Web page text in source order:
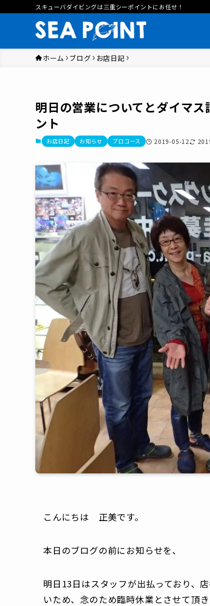
スキューバダイビングは三重シーポイントにお任せ！
ホーム ブログ お店日記
明日の営業についてとダイマ
ント
お店日記 お知らせ プロコース 2019-05-12
こんにちは 正美です。
本日のブログの前にお知らせを、
明日13日はスタッフが出払っており、
いため、念のため臨時休業とさせて頂き